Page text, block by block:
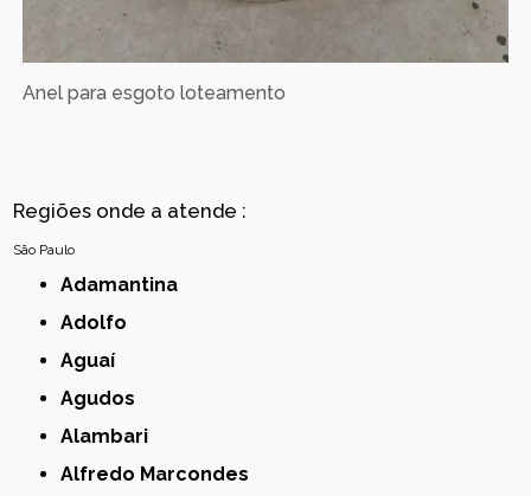
Anel para esgoto loteamento
Regiões onde a atende :
São Paulo
Adamantina
Adolfo
Aguaí
Agudos
Alambari
Alfredo Marcondes